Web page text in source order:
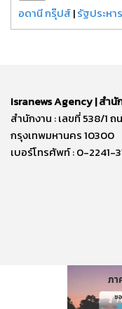
อดานี กรุ๊ปส์|รัฐประหา
Isranews Agency | สำนั
สำนักงาน : เลขที่ 538/1
กรุงเทพมหานคร 10300
เบอร์โทรศัพท์ : 0-2241-